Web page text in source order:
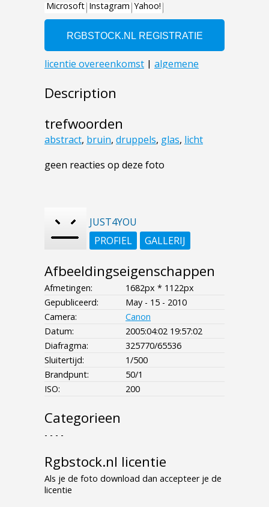
Description
trefwoorden
abstract, bruin, druppels, glas, licht
geen reacties op deze foto
JUST4YOU
PROFIEL
GALLERIJ
Afbeeldingseigenschappen
Afmetingen:
1682px * 1122px
Gepubliceerd:
May - 15 - 2010
Camera:
Canon
Datum:
2005:04:02 19:57:02
Diafragma:
325770/65536
Sluitertijd:
1/500
Brandpunt:
50/1
ISO:
200
Categorieen
- - - -
Rgbstock.nl licentie
Als je de foto download dan accepteer je de
licentie